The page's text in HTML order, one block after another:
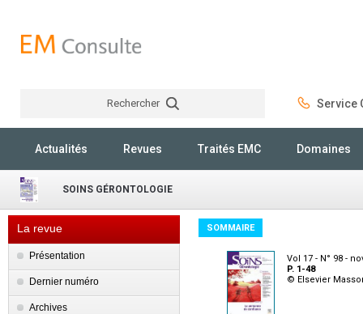
Rechercher Service
Actualités Revues Traités EMC Domaines
SOINS GÉRONTOLOGIE
La revue
Présentation
Dernier numéro
Archives
SOMMAIRE
Vol 17 - N° 98 -
P. 1-48
© Elsevier